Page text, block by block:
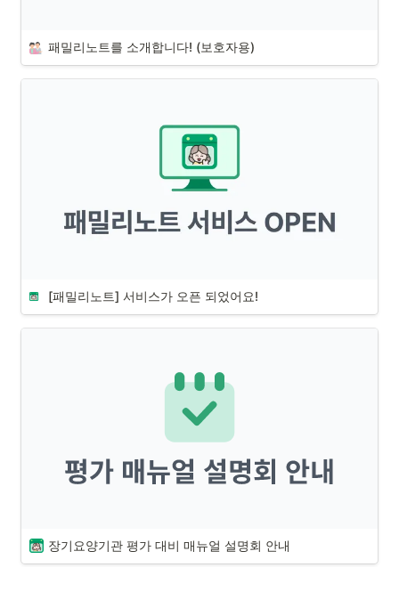
패밀리노트를 소개합니다! (보호자용)
[패밀리노트] 서비스가 오픈 되었어요!
장기요양기관 평가 대비 매뉴얼 설명회 안내